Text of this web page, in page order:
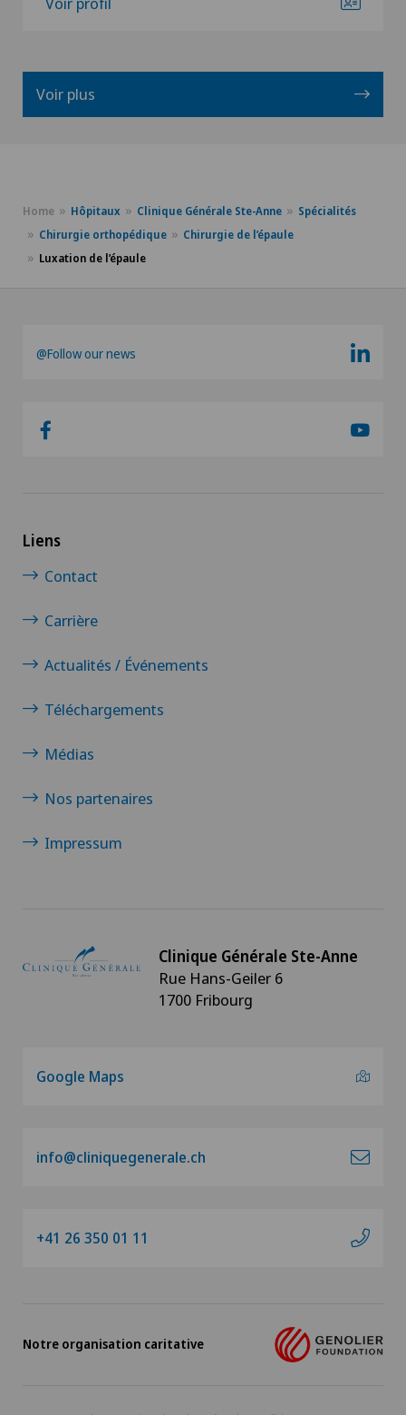
Voir plus
Home Hôpitaux Clinique Générale Ste-Anne
Spécialités
Chirurgie orthopédique
Chirurgie de l’épaule
Luxation de l’épaule
@Follow our news
Liens
Contact
Carrière
Actualités / Événements
Téléchargements
Médias
Nos partenaires
Impressum
Clinique Générale Ste-Anne
Rue Hans-Geiler 6
1700 Fribourg
Google Maps
info@cliniquegenerale.ch
+41 26 350 01 11
Notre organisation caritative